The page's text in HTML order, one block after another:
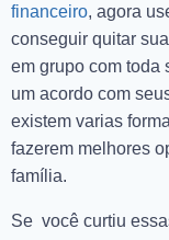
financeiro, agora
conseguir quitar
em grupo com toda
um acordo com
existem varias
fazerem melhores
família.
Se você curtiu